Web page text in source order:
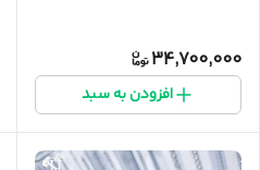
34,700,000
افزودن به سبد